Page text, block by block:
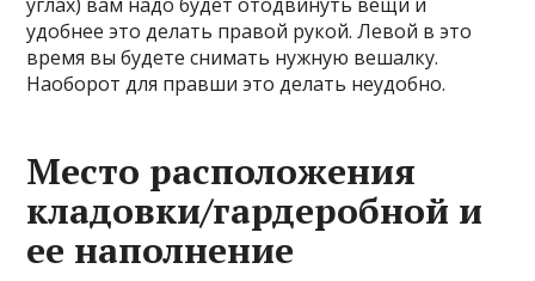
удобнее это делать правой рукой. Левой в это
время вы будете снимать нужную вешалку.
Наоборот для правши это делать неудобно.
Место расположения
кладовки/гардеробной и
ее наполнение